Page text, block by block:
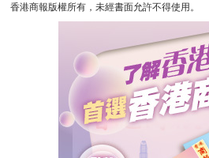
香港商報版權所有，未經書面允許不得使用。